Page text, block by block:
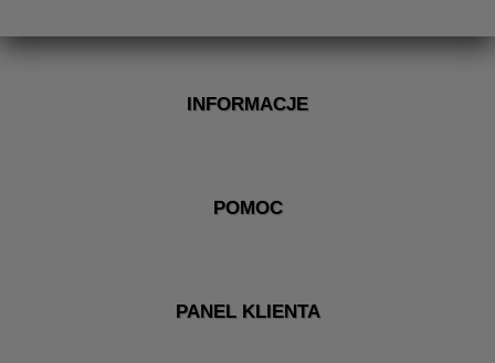
INFORMACJE
POMOC
PANEL KLIENTA